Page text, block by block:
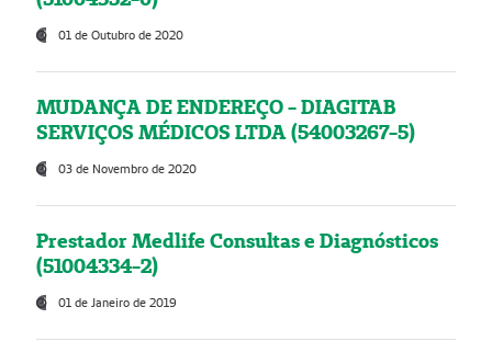
01 de Outubro de 2020
MUDANÇA DE ENDEREÇO - DIAGITAB
SERVIÇOS MÉDICOS LTDA (54003267-5)
03 de Novembro de 2020
Prestador Medlife Consultas e Diagnósticos
(51004334-2)
01 de Janeiro de 2019